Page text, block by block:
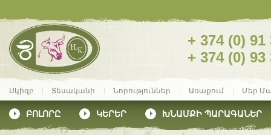
+ 374 (0) 91
+ 374 (0) 93
Սկիզբ Տեսականի Նորություններ Առաքում Մեր
ԲՈԼՈՐԸ ԿԵՐԵՐ ԽՆԱՄՔԻ ՊԱՐԱԳԱՆԵՐ